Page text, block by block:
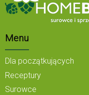
Menu
Dla początkujących
Receptury
Surowce